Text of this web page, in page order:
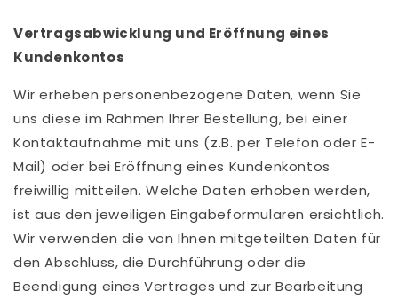
Vertragsabwicklung und Eröffnung eines
Kundenkontos
Wir erheben personenbezogene Daten, wenn Sie
uns diese im Rahmen Ihrer Bestellung, bei einer
Kontaktaufnahme mit uns (z.B. per Telefon oder E-
Mail) oder bei Eröffnung eines Kundenkontos
freiwillig mitteilen. Welche Daten erhoben werden,
ist aus den jeweiligen Eingabeformularen ersichtlich.
Wir verwenden die von Ihnen mitgeteilten Daten für
den Abschluss, die Durchführung oder die
Beendigung eines Vertrages und zur Bearbeitung